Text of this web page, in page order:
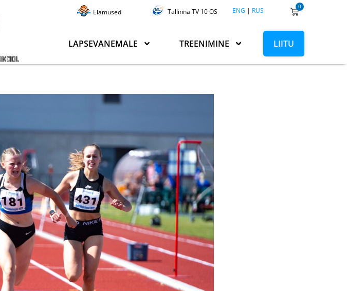
Elamused Tallinna TV 10 OS ENG | RUS 0
LAPSEVANEMALE TREENIMINE LIITU